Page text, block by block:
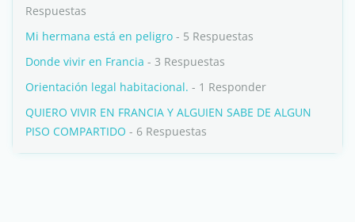
Respuestas
Mi hermana está en peligro - 5 Respuestas
Donde vivir en Francia - 3 Respuestas
Orientación legal habitacional. - 1 Responder
QUIERO VIVIR EN FRANCIA Y ALGUIEN SABE DE ALGUN
PISO COMPARTIDO - 6 Respuestas